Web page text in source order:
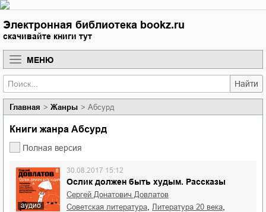
Электронная библиотека bookz.ru
скачивайте книги тут
МЕНЮ
Найти
Главная Жанры Абсурд
Книги жанра Абсурд
Полная версия
аудио
Ослик должен быть худым. Рассказы
30.08.2017 15:12
Сергей Донатович Довлатов
советская литература
литература 20 века